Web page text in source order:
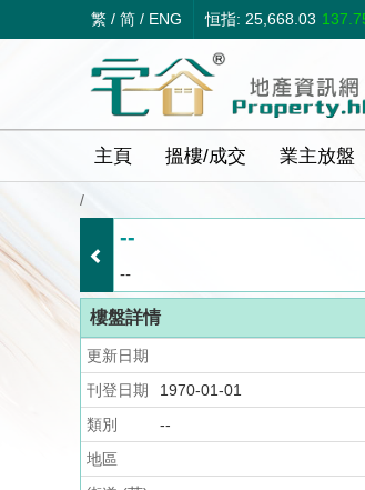
繁 / 简 / ENG 恒指: 25,668.03
主頁 搵樓/成交 業主放盤
/
--
--
樓盤詳情
更新日期
刊登日期
1970-01-01
類別
--
地區